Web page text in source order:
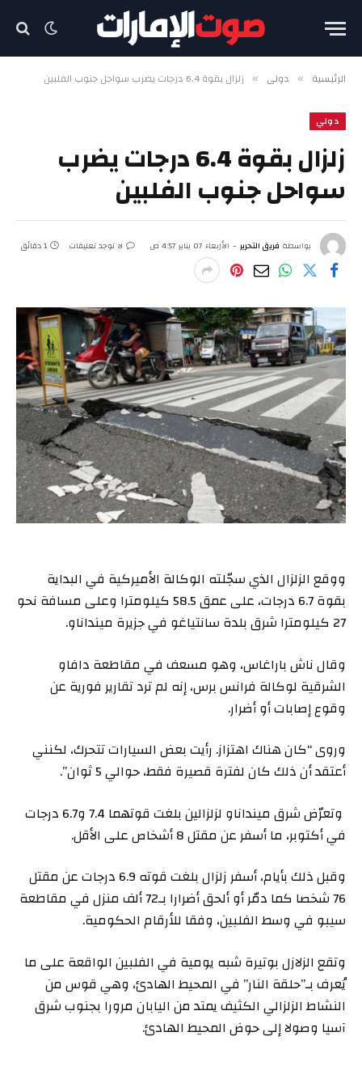
الرئيسية » دولي » زلزال بقوة 6.4 درجات يضرب سواحل جنوب الفلبين
دولي
زلزال بقوة 6.4 درجات يضرب
سواحل جنوب الفلبين
بواسطة فريق التحرير الأربعاء 07 يناير 4:57 ص لا توجد تعليقات 1 دقائق
ووقع الزلزال الذي سجّلته الوكالة الأميركية في البداية
بقوة 6.7 درجات، على عمق 58.5 كيلومترا وعلى مسافة نحو
27 كيلومترا شرق بلدة سانتياغو في جزيرة مينداناو.
وقال ناش باراغاس، وهو مسعف في مقاطعة دافاو
الشرقية لوكالة فرانس برس، إنه لم ترد تقارير فورية عن
وقوع إصابات أو أضرار.
وروى “كان هناك اهتزاز. رأيت بعض السيارات تتحرك، لكنني
أعتقد أن ذلك كان لفترة قصيرة فقط، حوالي 5 ثوان”.
وتعرّض شرق مينداناو لزلزالين بلغت قوتهما 7.4 و6.7 درجات
في أكتوبر، ما أسفر عن مقتل 8 أشخاص على الأقل.
وقبل ذلك بأيام، أسفر زلزال بلغت قوته 6.9 درجات عن مقتل
76 شخصا كما دمّر أو ألحق أضرارا بـ72 ألف منزل في مقاطعة
سيبو في وسط الفلبين، وفقا للأرقام الحكومية.
وتقع الزلازل بوتيرة شبه يومية في الفلبين الواقعة على ما
يُعرف بـ”حلقة النار” في المحيط الهادئ، وهي قوس من
النشاط الزلزالي الكثيف يمتد من اليابان مرورا بجنوب شرق
آسيا وصولا إلى حوض المحيط الهادئ.